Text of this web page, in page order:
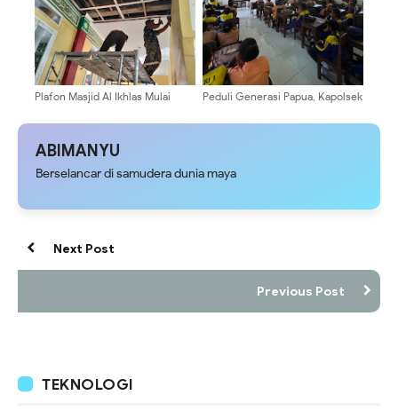
Plafon Masjid Al Ikhlas Mulai
Mempercantik Tampilannya
Peduli Generasi Papua, Kapolsek
Hukum dan Pencegahan
ABIMANYU
Berselancar di samudera dunia maya
Next Post
Previous Post
TEKNOLOGI